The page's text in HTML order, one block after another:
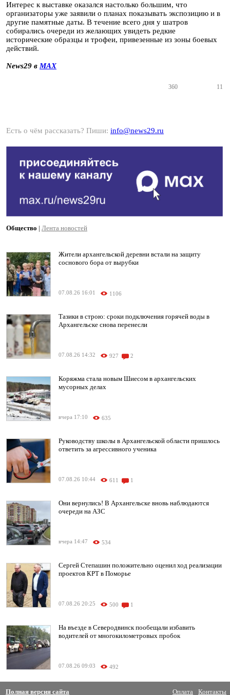
Интерес к выставке оказался настолько большим, что
организаторы уже заявили о планах показывать экспозицию и в
другие памятные даты. В течение всего дня у шатров
собирались очереди из желающих увидеть редкие
исторические образцы и трофеи, привезенные из зоны боевых
действий.
News29 в MAX
360 11
Есть о чём рассказать? Пиши: info@news29.ru
Общество | Лента новостей
Жители архангельской деревни встали на защиту
соснового бора от вырубки
07.08.26 16:01 1106
Тазики в строю: сроки подключения горячей воды в
Архангельске снова перенесли
07.08.26 14:32 927 2
Коряжма стала новым Шиесом в архангельских
мусорных делах
вчера 17:10 635
Руководству школы в Архангельской области пришлось
ответить за агрессивного ученика
07.08.26 10:44 611 1
Они вернулись! В Архангельске вновь наблюдаются
очереди на АЗС
вчера 14:47 534
Сергей Степашин положительно оценил ход реализации
проектов КРТ в Поморье
07.08.26 20:25 500 1
На въезде в Северодвинск пообещали избавить
водителей от многокилометровых пробок
07.08.26 09:03 492
Полная версия сайта Оплата Контакты